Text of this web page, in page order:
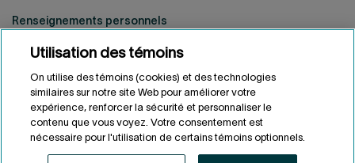
Renseignements personnels
Conditions d'utilisation
Accessibilité
Utilisation des témoins
On utilise des témoins (cookies) et des technologies
similaires sur notre site Web pour améliorer votre
expérience, renforcer la sécurité et personnaliser le
contenu que vous voyez. Votre consentement est
nécessaire pour l'utilisation de certains témoins optionnels.